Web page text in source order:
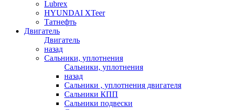
Lubrex
HYUNDAI XTeer
Татнефть
Двигатель
Двигатель
назад
Сальники, уплотнения
Сальники, уплотнения
назад
Сальники , уплотнения двигателя
Сальники КПП
Сальники подвески